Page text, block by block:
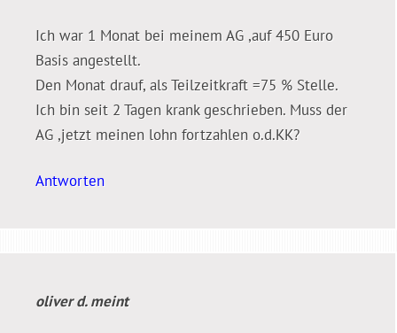
Ich war 1 Monat bei meinem AG ,auf 450 Euro
Basis angestellt.
Den Monat drauf, als Teilzeitkraft =75 % Stelle.
Ich bin seit 2 Tagen krank geschrieben. Muss der
AG ,jetzt meinen lohn fortzahlen o.d.KK?
Antworten
oliver d.meint